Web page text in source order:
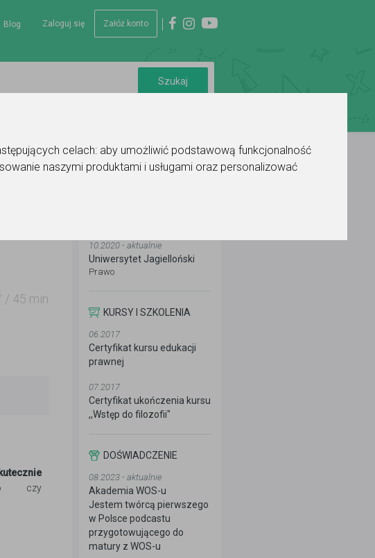
celach: aby umożliwić podstawową funkcjonalność
naszymi produktami i usługami oraz personalizować
Zaloguj się Załóż konto
Blog
/ 45 min
czy
10.2020 - aktualnie
Uniwersytet Jagielloński
Prawo
KURSY I SZKOLENIA
06.2017
Certyfikat kursu edukacji
prawnej
07.2017
Certyfikat ukończenia kursu
,,Wstęp do filozofii"
DOŚWIADCZENIE
08.2023 - aktualnie
Akademia WOS-u
Jestem twórcą pierwszego
w Polsce podcastu
przygotowującego do
matury z WOS-u